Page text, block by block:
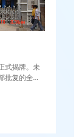
式揭牌。未
批复的全国